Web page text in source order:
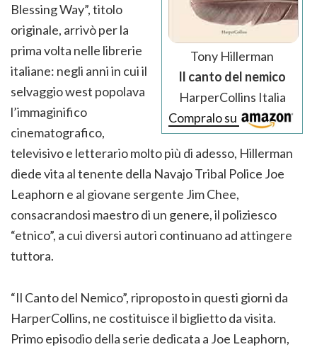
Tony Hillerman
Il canto del nemico
HarperCollins Italia
Compralo su
Blessing Way”, titolo
originale, arrivò per la
prima volta nelle librerie
italiane: negli anni in cui il
selvaggio west popolava
l’immaginifico
cinematografico,
televisivo e letterario molto più di adesso, Hillerman
diede vita al tenente della Navajo Tribal Police Joe
Leaphorn e al giovane sergente Jim Chee,
consacrandosi maestro di un genere, il poliziesco
“etnico”, a cui diversi autori continuano ad attingere
tuttora.
“Il Canto del Nemico”, riproposto in questi giorni da
HarperCollins, ne costituisce il biglietto da visita.
Primo episodio della serie dedicata a Joe Leaphorn,